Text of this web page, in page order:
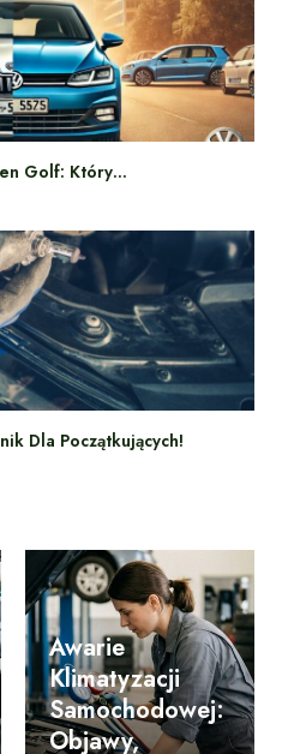
Golf: Który…
Dla Początkujących!
Awarie
Klimatyzacji
Samochodowej:
Objawy,